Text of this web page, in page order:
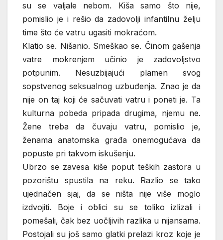
su se valjale nebom. Kiša samo što nije,
pomislio je i rešio da zadovolji infantilnu želju
time što će vatru ugasiti mokraćom.
Klatio se. Nišanio. Smeškao se. Činom gašenja
vatre mokrenjem učinio je zadovoljstvo
potpunim. Nesuzbijajući plamen svog
sopstvenog seksualnog uzbuđenja. Znao je da
nije on taj koji će sačuvati vatru i poneti je. Ta
kulturna pobeda pripada drugima, njemu ne.
Žene treba da čuvaju vatru, pomislio je,
ženama anatomska građa onemogućava da
popuste pri takvom iskušenju.
Ubrzo se zavesa kiše poput teških zastora u
pozorištu spustila na reku. Razlio se tako
ujednačen sjaj, da se ništa nije više moglo
izdvojiti. Boje i oblici su se toliko izlizali i
pomešali, čak bez uočljivih razlika u nijansama.
Postojali su još samo glatki prelazi kroz koje je